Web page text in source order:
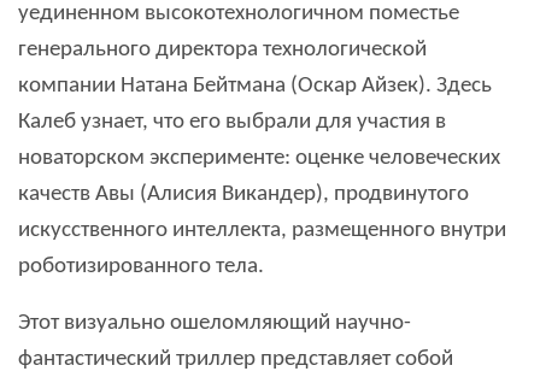
уединенном высокотехнологичном поместье
генерального директора технологической
компании Натана Бейтмана (Оскар Айзек). Здесь
Калеб узнает, что его выбрали для участия в
новаторском эксперименте: оценке человеческих
качеств Авы (Алисия Викандер), продвинутого
искусственного интеллекта, размещенного внутри
роботизированного тела.
Этот визуально ошеломляющий научно-
фантастический триллер представляет собой